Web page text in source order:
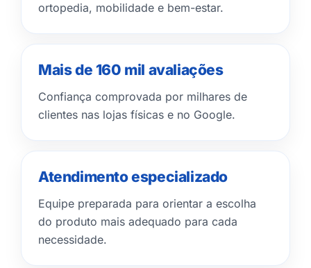
ortopedia, mobilidade e bem-estar.
Mais de 160 mil avaliações
Confiança comprovada por milhares de
clientes nas lojas físicas e no Google.
Atendimento especializado
Equipe preparada para orientar a escolha
do produto mais adequado para cada
necessidade.